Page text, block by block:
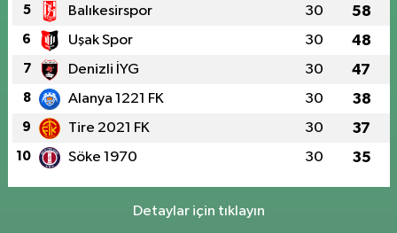
5 Balıkesirspor 30 58
6 Uşak Spor 30 48
7 Denizli İYG 30 47
8 Alanya 1221 FK 30 38
9 Tire 2021 FK 30 37
10 Söke 1970 30 35
Detaylar için tıklayın